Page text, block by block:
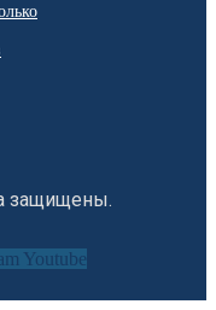
защищены.
Youtube